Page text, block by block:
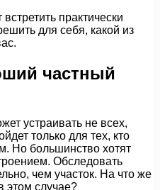
практически
для себя, какой из
частный
устраивать не всех,
только для тех, кто
Но большинство хотят
Обследовать
чем участок. На что же
этом случае?